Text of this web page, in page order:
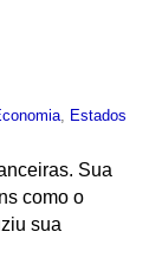
, Estados
Sua
como o
sua